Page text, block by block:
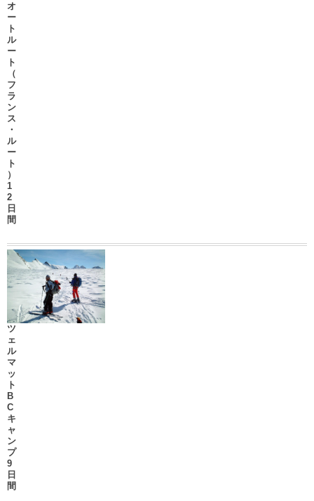
オ
ー
ト
ル
ー
ト
（
フ
ラ
ン
ス
・
ル
ー
ト
）
1
2
日
間
ツ
ェ
ル
マ
ッ
ト
B
C
キ
ャ
ン
プ
9
日
間